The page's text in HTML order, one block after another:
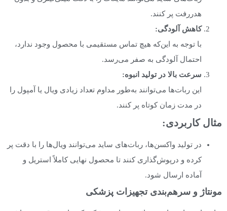
هدررفت پر کنند.
کاهش آلودگی:
با توجه به این‌که هیچ تماس مستقیمی با محصول وجود ندارد،
احتمال آلودگی به صفر می‌رسد.
سرعت بالا در تولید انبوه:
این ربات‌ها می‌توانند به‌طور مداوم تعداد زیادی ویال یا آمپول را
در مدت زمان کوتاه پر کنند.
مثال کاربردی:
در تولید واکسن‌ها، ربات‌های ساید می‌توانند ویال‌ها را با دقت پر
کرده و درپوش‌گذاری کنند تا محصول نهایی کاملاً استریل و
آماده ارسال شود.
مونتاژ و سرهم‌بندی تجهیزات پزشکی